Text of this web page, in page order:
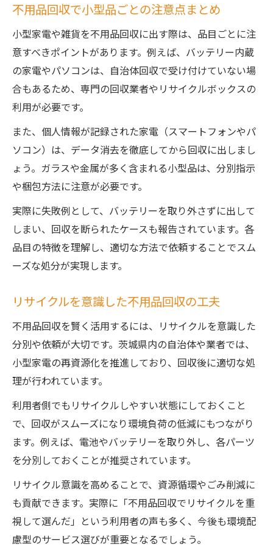
不用品回収で小型品ごとの注意点まとめ
小型家電や雑貨を不用品回収に出す際は、品目ごとに注
意すべきポイントがあります。例えば、バッテリー内蔵
の家電やパソコンは、自治体回収で受け付けていない場
合もあるため、専門の回収業者やリサイクルボックスの
利用が必要です。
また、個人情報が記録された家電（スマートフォンやパ
ソコン）は、データ消去を徹底してから回収に出しまし
ょう。ガラスや金属が多く含まれる小型品は、分別指示
や梱包方法に注意が必要です。
実際に失敗例として、バッテリーを取り外さずに出して
しまい、回収を断られたケースも報告されています。各
品目の特徴を理解し、適切な方法で依頼することでスム
ーズな処分が実現します。
リサイクルを意識した不用品回収の工夫
不用品回収を賢く活用するには、リサイクルを意識した
分別や依頼が大切です。茨城県内の自治体や業者では、
小型家電の再資源化を推進しており、回収後に適切な処
理が行われています。
利用者側でもリサイクルしやすい状態にしておくこと
で、回収がスムーズになり環境負荷の低減にもつながり
ます。例えば、電池やバッテリーを取り外し、各パーツ
を分別しておくことが推奨されています。
リサイクル意識を高めることで、資源循環やごみ削減に
も貢献できます。実際に「不用品回収でリサイクルを重
視して選んだ」という利用者の声も多く、今後も環境配
慮型のサービス選びが重要となるでしょう。